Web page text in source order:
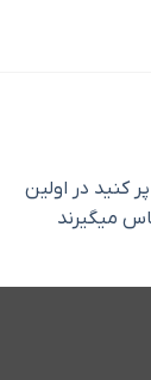
کنید در اولین
میگیرند